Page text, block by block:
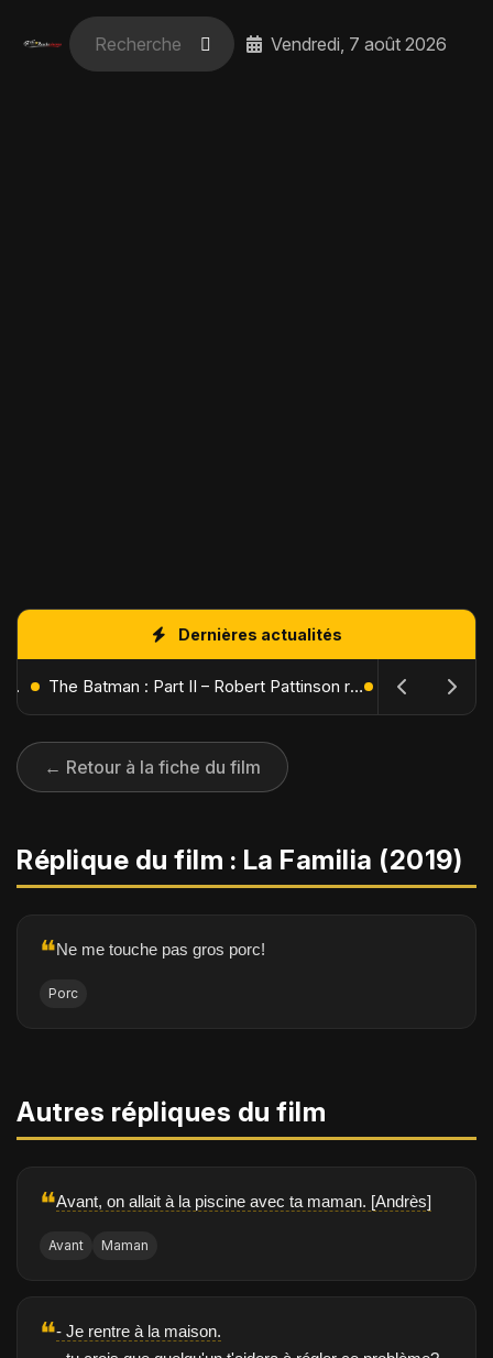
Vendredi, 7 août 2026
Dernières actualités
L'Âge de Glace : Le Réveil du Volcan – Manny, Sid et Diego de retour pour une aventure explosive The Batman : Part II – Robert Pattinson replonge dans les ténèbres de Gotham dès octobre 2027
← Retour à la fiche du film
Réplique du film : La Familia (2019)
❝Ne me touche pas gros porc!
Porc
Autres répliques du film
❝Avant, on allait à la piscine avec ta maman. [Andrès]
Avant Maman
❝- Je rentre à la maison.